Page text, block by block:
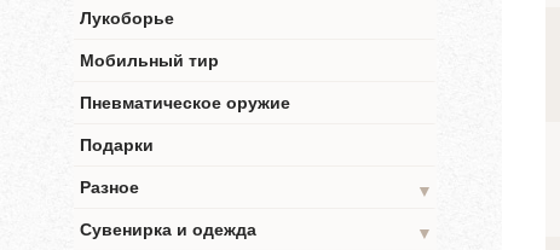
Лукоборье
Мобильный тир
Пневматическое оружие
Подарки
Разное
▼
Сувенирка и одежда
▼